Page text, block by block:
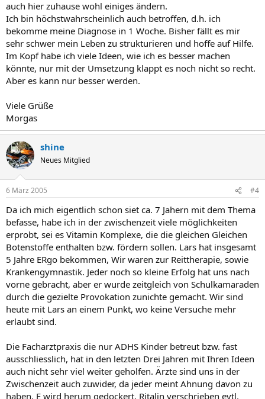
auch hier zuhause wohl einiges ändern.
Ich bin höchstwahrscheinlich auch betroffen, d.h. ich
bekomme meine Diagnose in 1 Woche. Bisher fällt es mir
sehr schwer mein Leben zu strukturieren und hoffe auf Hilfe.
Im Kopf habe ich viele Ideen, wie ich es besser machen
könnte, nur mit der Umsetzung klappt es noch nicht so recht.
Aber es kann nur besser werden.
Viele Grüße
Morgas
shine
Neues Mitglied
6 März 2005 #4
Da ich mich eigentlich schon siet ca. 7 Jahern mit dem Thema
befasse, habe ich in der zwischenzeit viele möglichkeiten
erprobt, sei es Vitamin Komplexe, die die gleichen Gleichen
Botenstoffe enthalten bzw. fördern sollen. Lars hat insgesamt
5 Jahre ERgo bekommen, Wir waren zur Reittherapie, sowie
Krankengymnastik. Jeder noch so kleine Erfolg hat uns nach
vorne gebracht, aber er wurde zeitgleich von Schulkamaraden
durch die gezielte Provokation zunichte gemacht. Wir sind
heute mit Lars an einem Punkt, wo keine Versuche mehr
erlaubt sind.
Die Facharztpraxis die nur ADHS Kinder betreut bzw. fast
ausschliesslich, hat in den letzten Drei Jahren mit Ihren Ideen
auch nicht sehr viel weiter geholfen. Ärzte sind uns in der
Zwischenzeit auch zuwider, da jeder meint Ahnung davon zu
haben. E wird herum gedockert, Ritalin verschrieben evtl.